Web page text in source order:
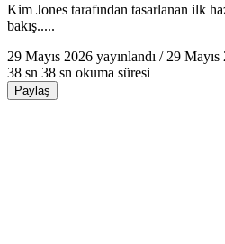
Kim Jones tarafından tasarlanan ilk
bakış.....
29 Mayıs 2026 yayınlandı / 29
38 sn 38 sn okuma süresi
Paylaş